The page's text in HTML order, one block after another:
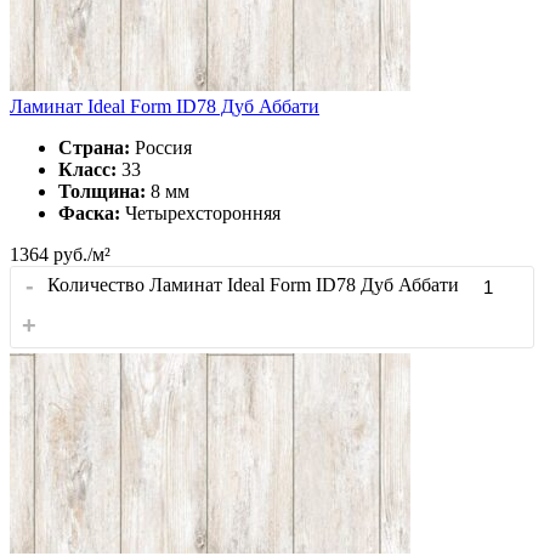
Ламинат Ideal Form ID78 Дуб Аббати
Страна: Россия
Класс: 33
Толщина: 8 мм
Фаска: Четырехсторонняя
1364 руб./м²
- Количество Ламинат Ideal Form ID78 Дуб Аббати
+